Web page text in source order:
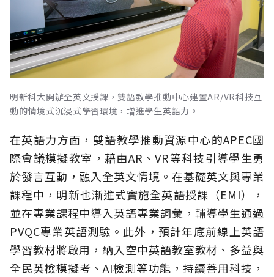
明新科大開辦全英文授課，雙語教學推動中心建置AR/VR科技互
動的情境式沉浸式學習環境，增進學生英語力。
在英語力方面，雙語教學推動資源中心的APEC國
際會議模擬教室，藉由AR、VR等科技引導學生勇
於發言互動，融入全英文情境。在基礎英文與專業
課程中，明新也漸進式實施全英語授課（EMI），
並在專業課程中導入英語專業詞彙，輔導學生通過
PVQC專業英語測驗。此外，預計年底前線上英語
學習教材將啟用，納入空中英語教室教材、多益與
全民英檢模擬考、AI檢測等功能，持續善用科技，